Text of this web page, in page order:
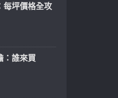
每坪價格全攻
：誰來買